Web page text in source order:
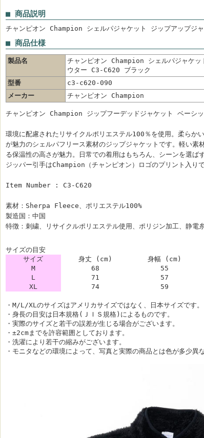
■ 商品説明
チャンピオン Champion シェルパジャケット ジップアップジ
■ 商品仕様
製品名
チャンピオン Champion シェルパジャケ
ウター C3-C620 ブラック
型番
c3-c620-090
メーカー
チャンピオン Champion
チャンピオン Champion ジップフーデッドジャケット ベーシ
環境に配慮されたリサイクルポリエステル100％を使用。柔らか
が魅力のシェルパフリース素材のジップジャケットです。軽い素
る保温性の高さが魅力。日常での着用はもちろん、シーンを選ば
ジッパー引手はChampion（チャンピオン）ロゴのプリント入りで
Item Number : C3-C620
素材：Sherpa Fleece、ポリエステル100%
製造国：中国
特徴：刺繍、リサイクルポリエステル使用、ポリジン加工、静電
サイズの目安
サイズ
身丈 (cm) 身幅 (cm)
M
68 55
L
71 57
XL
74 59
・M/L/XLのサイズはアメリカサイズではなく、日本サイズです。
・身長の目安は日本規格(ＪＩＳ規格)によるものです。
・実際のサイズと若干の誤差が生じる場合がございます。
・±2cmまでを許容範囲としております。
・洗濯により若干の縮みがございます。
・モニタなどの環境によって、写真と実際の商品とは色が多少異